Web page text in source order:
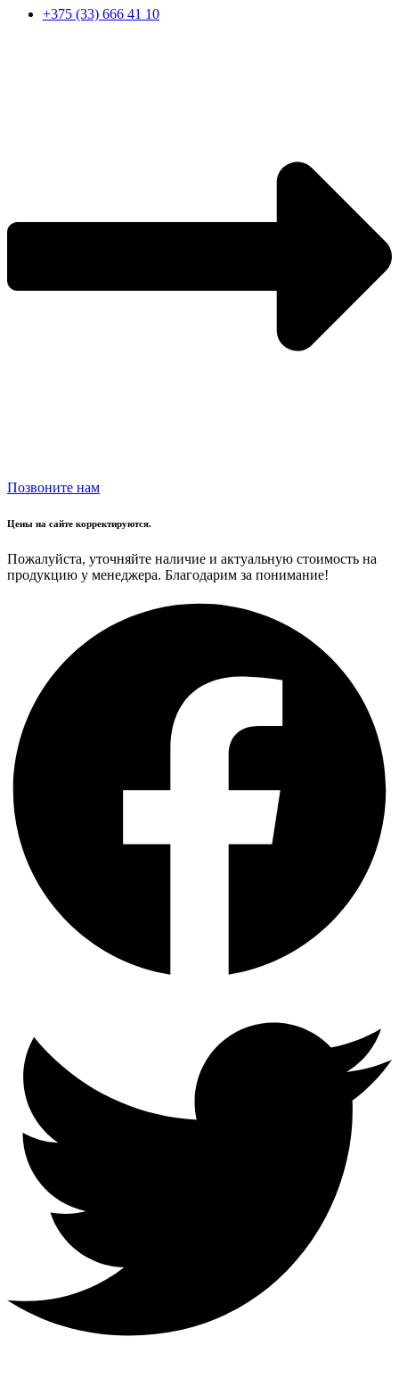
+375 (33) 666 41 10
Позвоните нам
Цены на сайте корректируются.
Пожалуйста, уточняйте наличие и актуальную стоимость на
продукцию у менеджера. Благодарим за понимание!